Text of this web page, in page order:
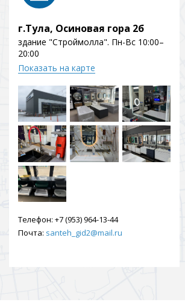
г.Тула, Осиновая гора 2б
здание "Строймолла". Пн-Вс 10:00–
20:00
Показать на карте
Телефон: +7 (953) 964-13-44
Почта: santeh_gid2@mail.ru